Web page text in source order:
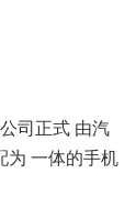
司正式 由汽
为 一体的手机